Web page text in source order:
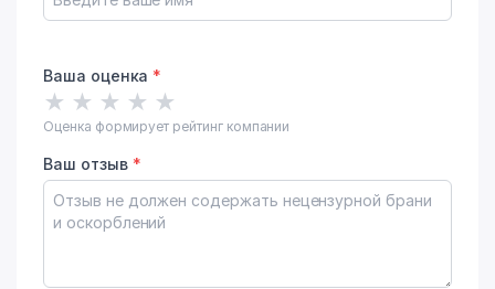
Ваша оценка *
★ ★ ★ ★ ★
Оценка формирует рейтинг компании
Ваш отзыв *